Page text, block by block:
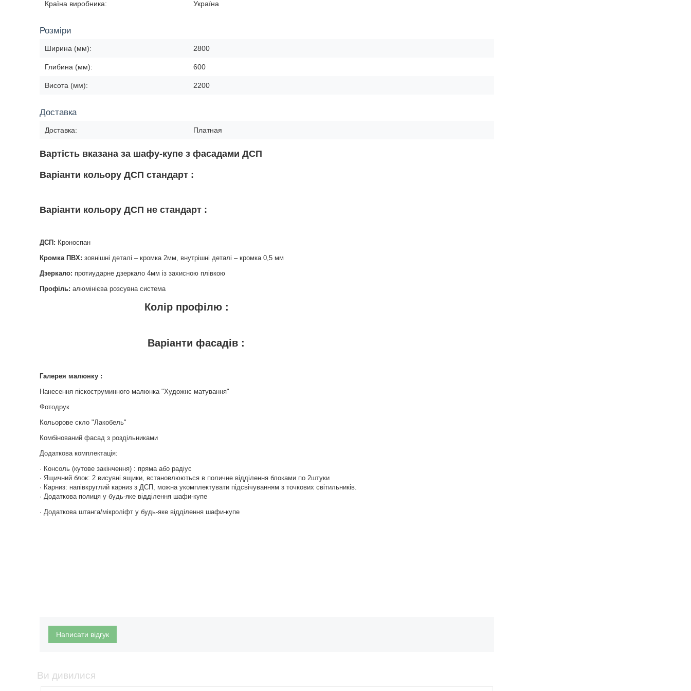
Країна виробника: Україна
Розміри
Ширина (мм): 2800
Глибина (мм): 600
Висота (мм): 2200
Доставка
Доставка: Платная
Вартість вказана за шафу-купе з фасадами ДСП
Варіанти кольору ДСП стандарт :
Варіанти кольору ДСП не стандарт :
ДСП: Кроноспан
Кромка ПВХ: зовнішні деталі – кромка 2мм, внутрішні деталі – кромка 0,5 мм
Дзеркало: протиударне дзеркало 4мм із захисною плівкою
Профіль: алюмінієва розсувна система
Колір профілю :
Варіанти фасадів :
Галерея малюнку :
Нанесення піскоструминного малюнка "Художнє матування"
Фотодрук
Кольорове скло "Лакобель"
Комбінований фасад з роздільниками
Додаткова комплектація:
· Консоль (кутове закінчення) : пряма або радіус
· Ящичний блок: 2 висувні ящики, встановлюються в поличне відділення блоками по 2штуки
· Карниз: напівкруглий карниз з ДСП, можна укомплектувати підсвічуванням з точкових світильників.
· Додаткова полиця у будь-яке відділення шафи-купе
· Додаткова штанга/мікроліфт у будь-яке відділення шафи-купе
Написати відгук
Ви дивилися